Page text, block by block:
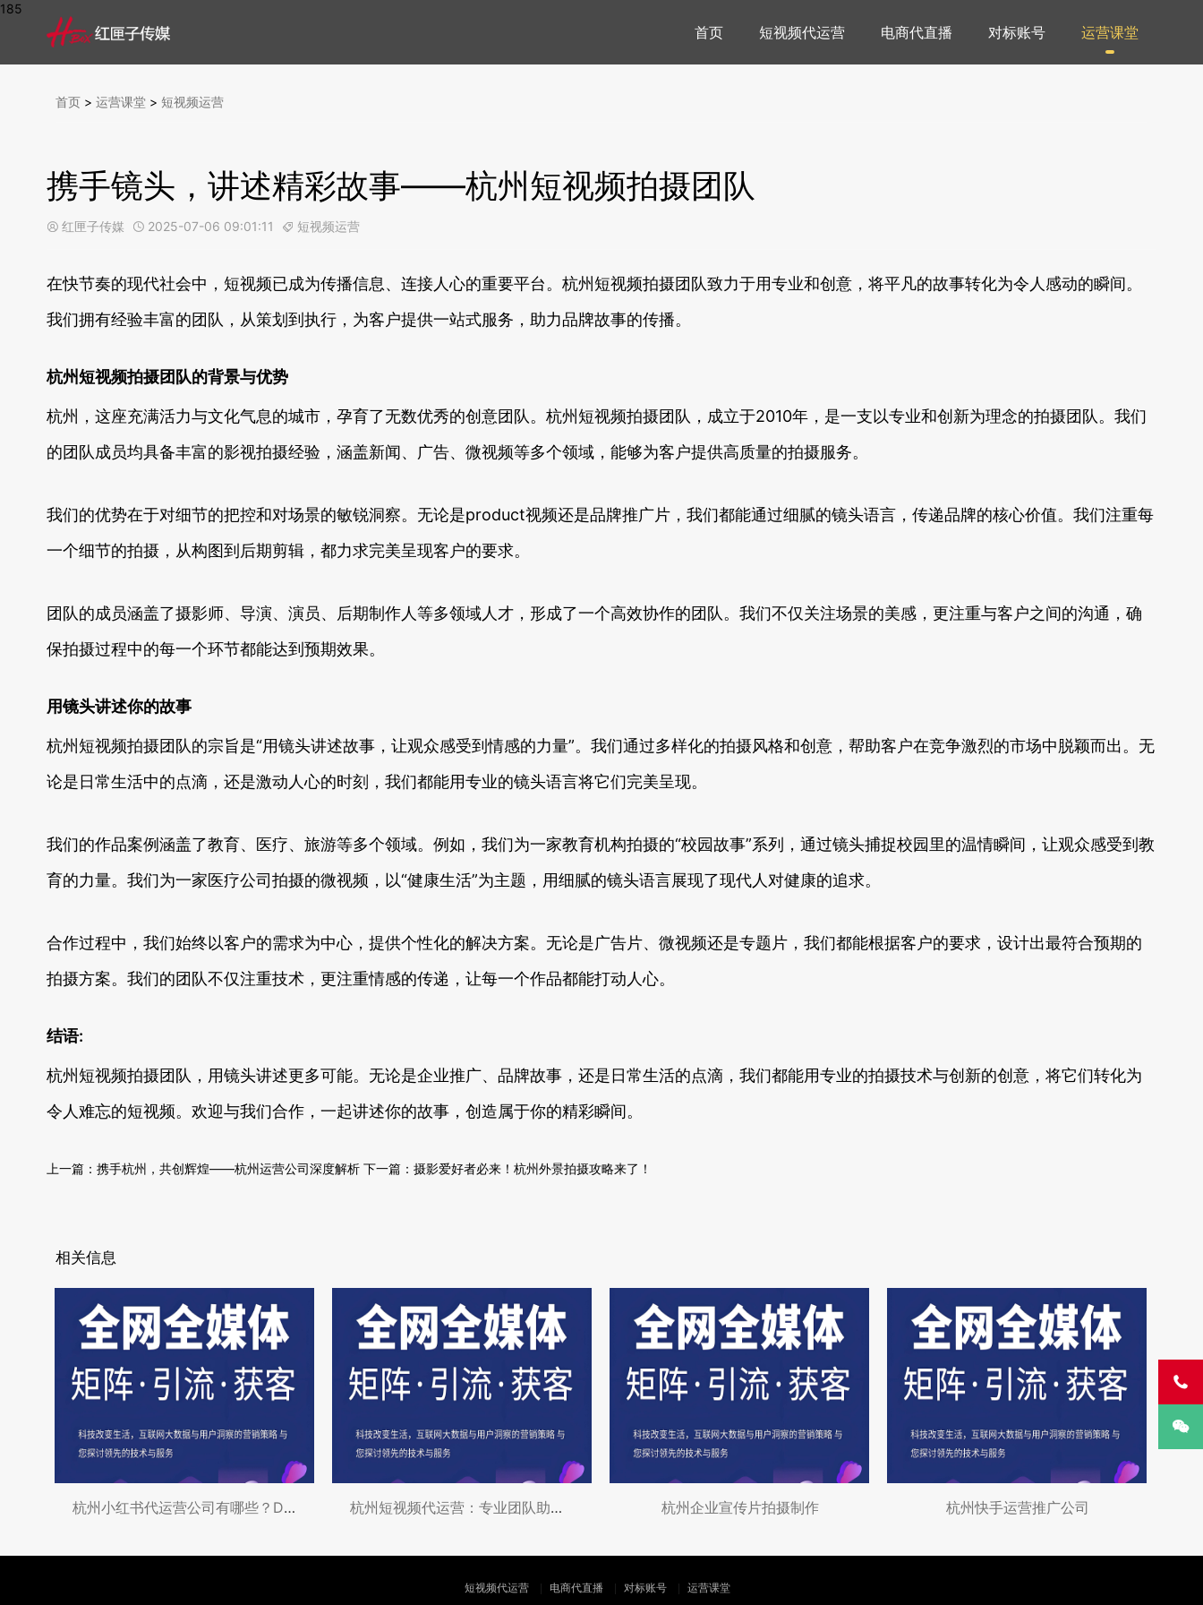
185
首页 短视频代运营 电商代直播 对标账号 运营课堂
首页 > 运营课堂 > 短视频运营
携手镜头，讲述精彩故事——杭州短视频拍摄团队
 红匣子传媒  2025-07-06 09:01:11  短视频运营
在快节奏的现代社会中，短视频已成为传播信息、连接人心的重要平台。杭州短视频拍摄团队致力于用专业和创意，将平凡的故事转化为令人感动的瞬间。
我们拥有经验丰富的团队，从策划到执行，为客户提供一站式服务，助力品牌故事的传播。
杭州短视频拍摄团队的背景与优势
杭州，这座充满活力与文化气息的城市，孕育了无数优秀的创意团队。杭州短视频拍摄团队，成立于2010年，是一支以专业和创新为理念的拍摄团队。我们
的团队成员均具备丰富的影视拍摄经验，涵盖新闻、广告、微视频等多个领域，能够为客户提供高质量的拍摄服务。
我们的优势在于对细节的把控和对场景的敏锐洞察。无论是product视频还是品牌推广片，我们都能通过细腻的镜头语言，传递品牌的核心价值。我们注重每
一个细节的拍摄，从构图到后期剪辑，都力求完美呈现客户的要求。
团队的成员涵盖了摄影师、导演、演员、后期制作人等多领域人才，形成了一个高效协作的团队。我们不仅关注场景的美感，更注重与客户之间的沟通，确
保拍摄过程中的每一个环节都能达到预期效果。
用镜头讲述你的故事
杭州短视频拍摄团队的宗旨是“用镜头讲述故事，让观众感受到情感的力量”。我们通过多样化的拍摄风格和创意，帮助客户在竞争激烈的市场中脱颖而出。无
论是日常生活中的点滴，还是激动人心的时刻，我们都能用专业的镜头语言将它们完美呈现。
我们的作品案例涵盖了教育、医疗、旅游等多个领域。例如，我们为一家教育机构拍摄的“校园故事”系列，通过镜头捕捉校园里的温情瞬间，让观众感受到教
育的力量。我们为一家医疗公司拍摄的微视频，以“健康生活”为主题，用细腻的镜头语言展现了现代人对健康的追求。
合作过程中，我们始终以客户的需求为中心，提供个性化的解决方案。无论是广告片、微视频还是专题片，我们都能根据客户的要求，设计出最符合预期的
拍摄方案。我们的团队不仅注重技术，更注重情感的传递，让每一个作品都能打动人心。
结语:
杭州短视频拍摄团队，用镜头讲述更多可能。无论是企业推广、品牌故事，还是日常生活的点滴，我们都能用专业的拍摄技术与创新的创意，将它们转化为
令人难忘的短视频。欢迎与我们合作，一起讲述你的故事，创造属于你的精彩瞬间。
上一篇： 携手杭州，共创辉煌——杭州运营公司深度解析 下一篇： 摄影爱好者必来！杭州外景拍摄攻略来了！
相关信息
杭州小红书代运营公司有哪些？Discov 杭州短视频代运营：专业团队助力品牌gro 杭州企业宣传片拍摄制作 杭州快手运营推广公司
短视频代运营 电商代直播 对标账号 运营课堂

